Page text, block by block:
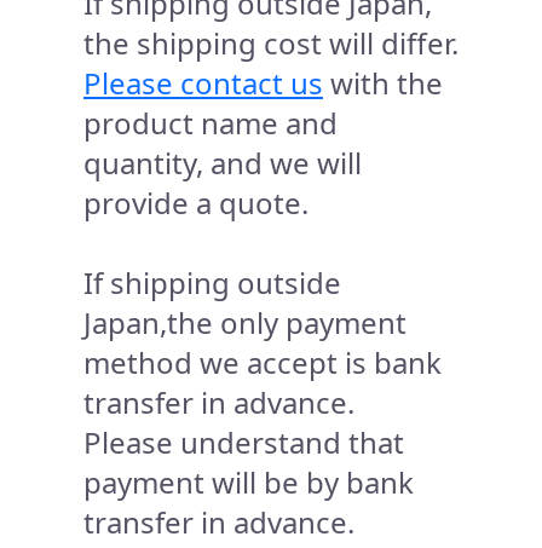
the shipping cost will differ.
Please contact us with the
product name and
quantity, and we will
provide a quote.
If shipping outside
Japan,the only payment
method we accept is bank
transfer in advance.
Please understand that
payment will be by bank
transfer in advance.